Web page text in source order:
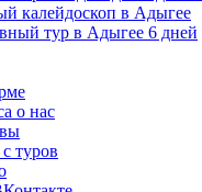
калейдоскоп в Адыгее
тур в Адыгее 6 дней
о нас
туров